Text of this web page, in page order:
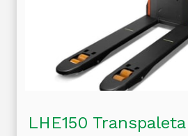
LHE150 Transpaleta